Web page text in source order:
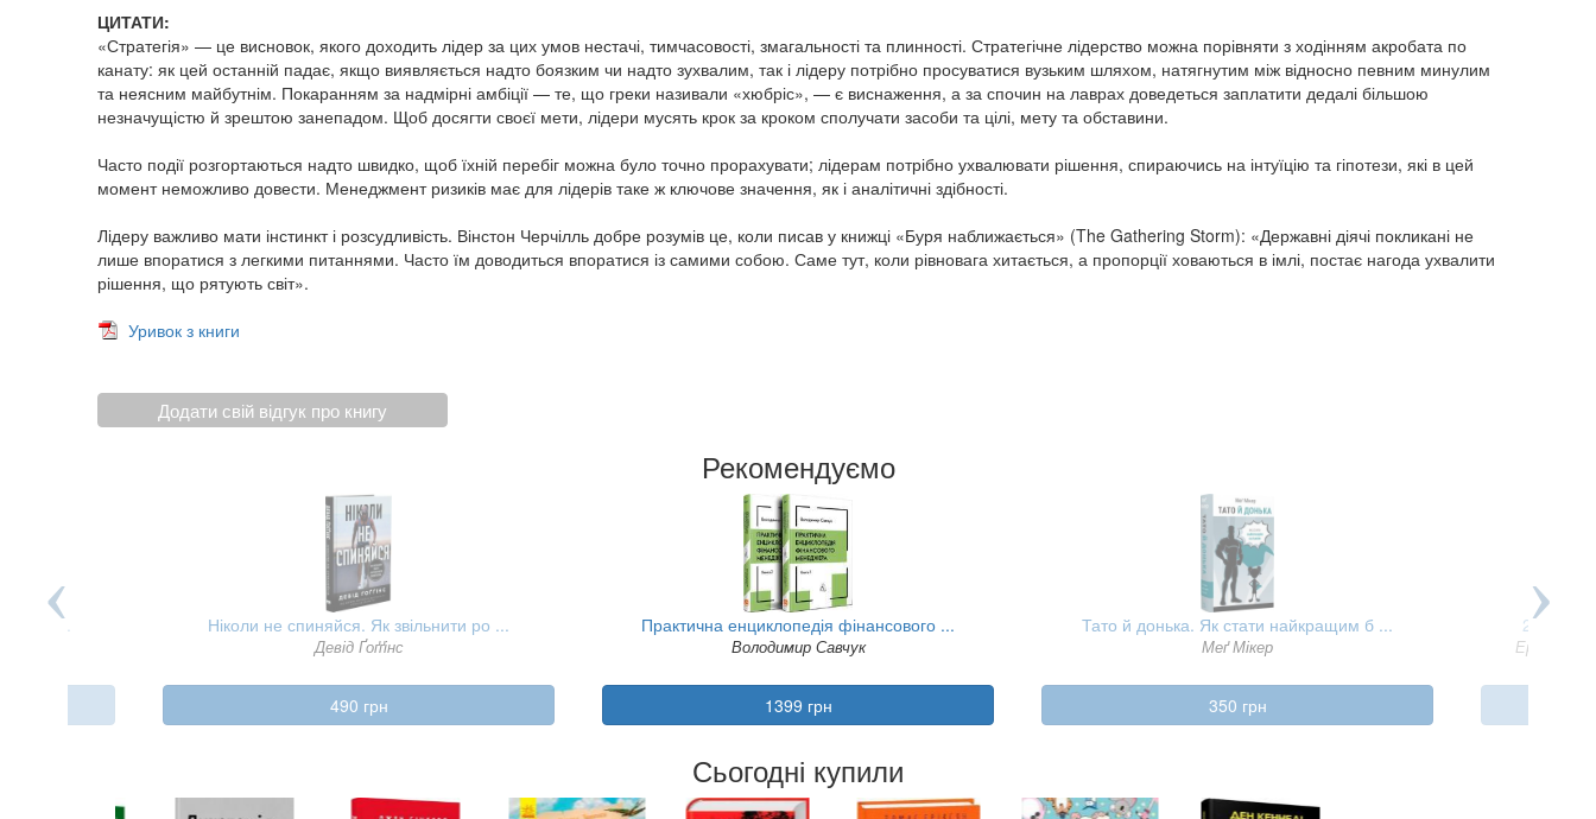
ЦИТАТИ:
«Стратегія» — це висновок, якого доходить лідер за цих умов нестачі, тимчасовості, змагальності та плинності. Стратегічне лідерство можна порівняти з ходінням акробата по
канату: як цей останній падає, якщо виявляється надто боязким чи надто зухвалим, так і лідеру потрібно просуватися вузьким шляхом, натягнутим між відносно певним минулим
та неясним майбутнім. Покаранням за надмірні амбіції — те, що греки називали «хюбріс», — є виснаження, а за спочин на лаврах доведеться заплатити дедалі більшою
незначущістю й зрештою занепадом. Щоб досягти своєї мети, лідери мусять крок за кроком сполучати засоби та цілі, мету та обставини.
Часто події розгортаються надто швидко, щоб їхній перебіг можна було точно прорахувати; лідерам потрібно ухвалювати рішення, спираючись на інтуїцію та гіпотези, які в цей
момент неможливо довести. Менеджмент ризиків має для лідерів таке ж ключове значення, як і аналітичні здібності.
Лідеру важливо мати інстинкт і розсудливість. Вінстон Черчілль добре розумів це, коли писав у книжці «Буря наближається» (The Gathering Storm): «Державні діячі покликані не
лише впоратися з легкими питаннями. Часто їм доводиться впоратися із самими собою. Саме тут, коли рівновага хитається, а пропорції ховаються в імлі, постає нагода ухвалити
рішення, що рятують світ».
Уривок з книги
Додати свій відгук про книгу
Рекомендуємо
нашо ... Ніколи не спиняйся. Як звільнити ро ...
Девід Ґоґґінс
490 грн
Практична енциклопедія фінансового ...
Володимир Савчук
1399 грн
Тато й донька. Як стати найкращим б ...
Меґ Мікер
350 грн
2024
Ерік Ван
Сьогодні купили